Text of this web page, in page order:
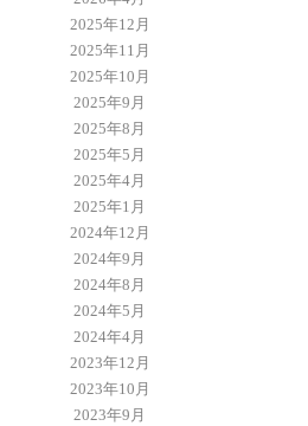
2025年12月
2025年11月
2025年10月
2025年9月
2025年8月
2025年5月
2025年4月
2025年1月
2024年12月
2024年9月
2024年8月
2024年5月
2024年4月
2023年12月
2023年10月
2023年9月